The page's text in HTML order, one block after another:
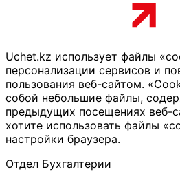
Uchet.kz использует файлы
персонализации сервисов и
пользования веб-сайтом.
собой небольшие файлы,
предыдущих посещениях веб-
хотите использовать файлы
настройки браузера.
Отдел Бухгалтерии